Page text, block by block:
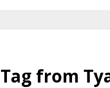
Tag from